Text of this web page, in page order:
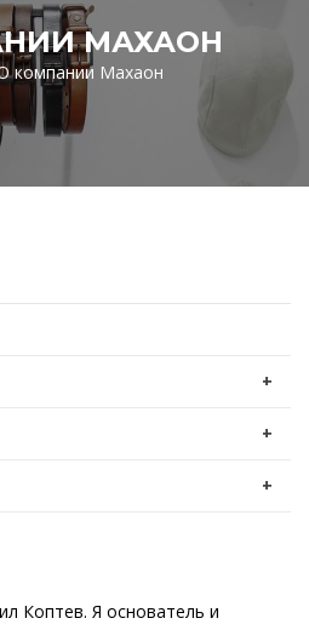
МАХАОН
компании Махаон
+
+
+
Коптев. Я основатель и